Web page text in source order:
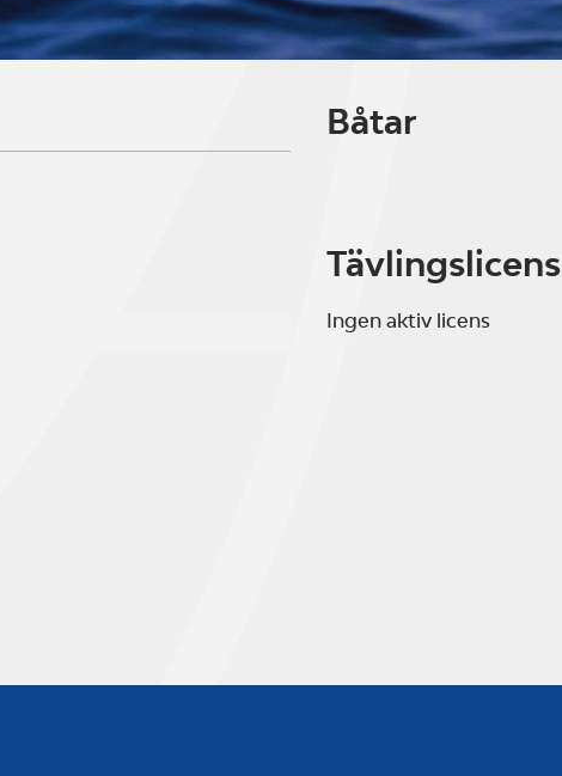
Båtar
Tävlingslicens
Ingen aktiv licens